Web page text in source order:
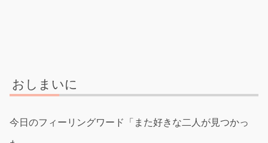
おしまいに
今日のフィーリングワード「また好きな二人が見つかっ